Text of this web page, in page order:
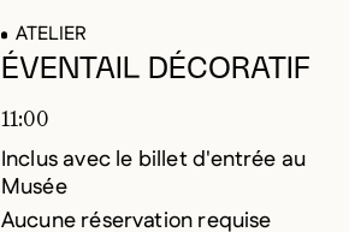
ATELIER
ÉVENTAIL DÉCORATIF
11:00
Inclus avec le billet d'entrée au
Musée
Aucune réservation requise